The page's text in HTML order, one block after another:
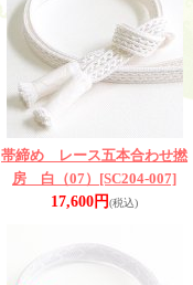
帯締め レース五本合わせ撚
房 白（07） [SC204-007]
17,600円(税込)